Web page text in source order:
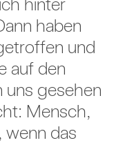
haben
und
auf den
uns gesehen
Mensch,
wenn das